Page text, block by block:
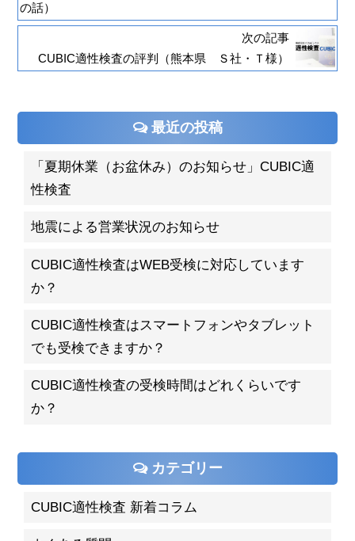
の話）
次の記事
CUBIC適性検査の評判（熊本県 Ｓ社・Ｔ様）
最近の投稿
「夏期休業（お盆休み）のお知らせ」CUBIC適
性検査
地震による営業状況のお知らせ
CUBIC適性検査はWEB受検に対応しています
か？
CUBIC適性検査はスマートフォンやタブレット
でも受検できますか？
CUBIC適性検査の受検時間はどれくらいです
か？
カテゴリー
CUBIC適性検査 新着コラム